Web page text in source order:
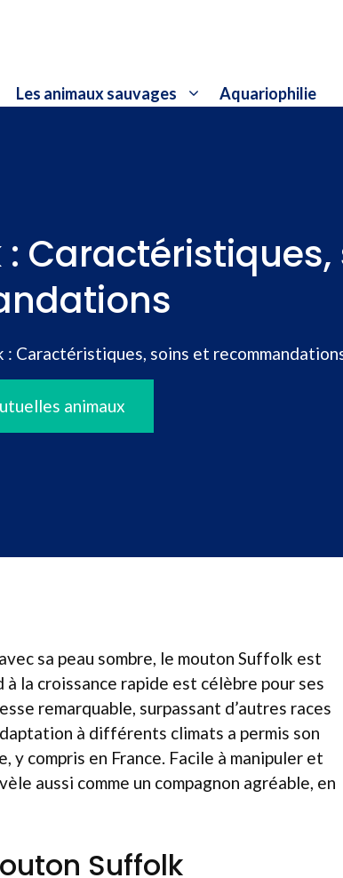
Les animaux sauvages Aquariophilie
Caractéristiques, soins et
animaux
sa peau sombre, le mouton Suffolk est
la croissance rapide est célèbre pour ses
remarquable, surpassant d’autres races
à différents climats a permis son
y compris en France. Facile à manipuler et
aussi comme un compagnon agréable, en
Suffolk